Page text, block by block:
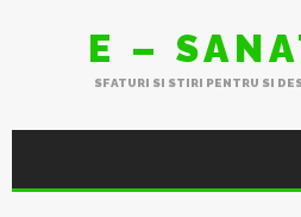
E –
SFATURI SI STIRI PENTRU SI